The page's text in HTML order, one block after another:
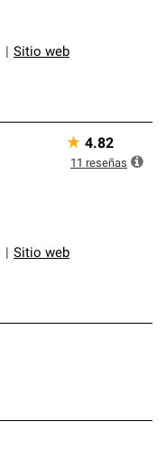
Sitio web
Sitio web
★ 4.82
11 reseñas